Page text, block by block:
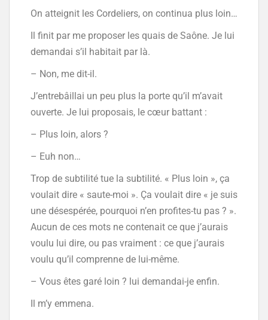
On atteignit les Cordeliers, on continua plus loin…
Il finit par me proposer les quais de Saône. Je lui
demandai s’il habitait par là.
– Non, me dit-il.
J’entrebâillai un peu plus la porte qu’il m’avait
ouverte. Je lui proposais, le cœur battant :
– Plus loin, alors ?
– Euh non…
Trop de subtilité tue la subtilité. « Plus loin », ça
voulait dire « saute-moi ». Ça voulait dire « je suis
une désespérée, pourquoi n’en profites-tu pas ? ».
Aucun de ces mots ne contenait ce que j’aurais
voulu lui dire, ou pas vraiment : ce que j’aurais
voulu qu’il comprenne de lui-même.
– Vous êtes garé loin ? lui demandai-je enfin.
Il m’y emmena.